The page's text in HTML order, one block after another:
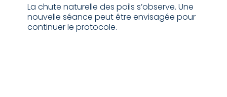
La chute naturelle des poils s’observe. Une
nouvelle séance peut être envisagée pour
continuer le protocole.